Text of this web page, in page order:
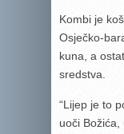
Kombi je
Osječko-
kuna, a
sredstva.
“Lijep je to
uoči Božića,